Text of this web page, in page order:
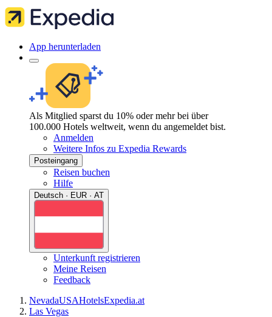
App herunterladen
Als Mitglied sparst du 10% oder mehr bei über
100.000 Hotels weltweit, wenn du angemeldet bist.
Anmelden
Weitere Infos zu Expedia Rewards
Posteingang
Reisen buchen
Hilfe
Deutsch · EUR · AT
Unterkunft registrieren
Meine Reisen
Feedback
NevadaUSAHotelsExpedia.at
Las Vegas